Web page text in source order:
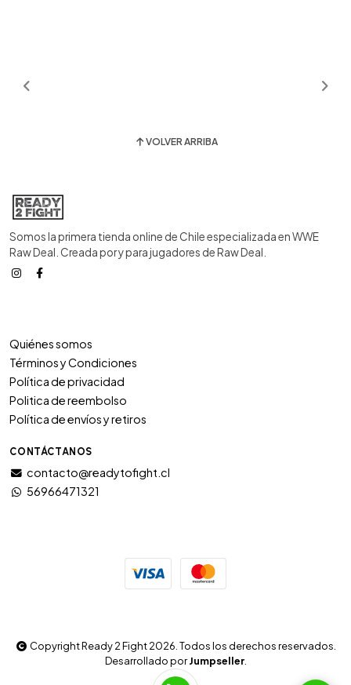
VOLVER ARRIBA
Somos la primera tienda online de Chile especializada en WWE
Raw Deal. Creada por y para jugadores de Raw Deal.
Quiénes somos
Términos y Condiciones
Política de privacidad
Politica de reembolso
Política de envíos y retiros
CONTÁCTANOS
contacto@readytofight.cl
56966471321
Copyright Ready 2 Fight 2026. Todos los derechos reservados.
Desarrollado porJumpseller.